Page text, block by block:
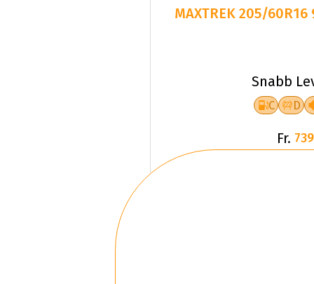
MAXTREK 205/60R16
Snabb
C D
Fr.